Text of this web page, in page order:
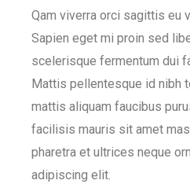
Qam viverra orci sagittis eu
Sapien eget mi proin sed
scelerisque fermentum dui
Mattis pellentesque id nibh
mattis aliquam faucibus
facilisis mauris sit amet
pharetra et ultrices neque
adipiscing elit.